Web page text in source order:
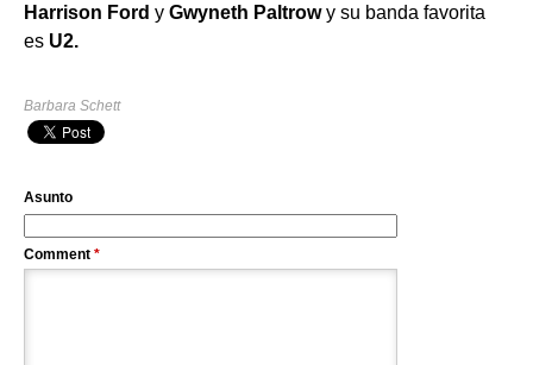
Harrison Ford y Gwyneth Paltrowy su banda favorita
es U2.
Barbara Schett
Asunto
Comment *